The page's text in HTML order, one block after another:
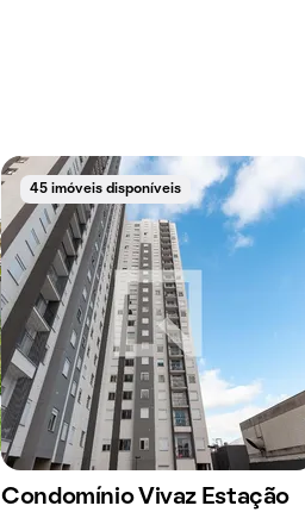
45 imóveis disponíveis
Condomínio Vivaz Estação